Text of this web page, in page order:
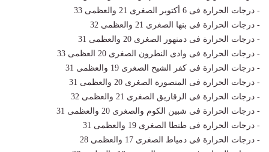
- درجات الحرارة فى 6 أكتوبر الصغرى 21 والعظمى 33
- درجات الحرارة فى بنها الصغرى 21 والعظمى 32
- درجات الحرارة فى دمنهور الصغرى 20 والعظمى 31
- درجات الحرارة فى وادى النطرون الصغرى 20 العظمى 33
- درجات الحرارة فى كفر الشيخ الصغرى 19 والعظمى 31
- درجات الحرارة فى المنصورة الصغرى 20 والعظمى 31
- درجات الحرارة فى الزقازيق الصغرى 21 والعظمى 32
- درجات الحرارة فى شبين الكوم والصغرى 20 والعظمى 31
- درجات الحرارة فى طنطا الصغرى 19 والعظمى 31
- درجات الحرارة فى دمياط الصغرى 17 والعظمى 28